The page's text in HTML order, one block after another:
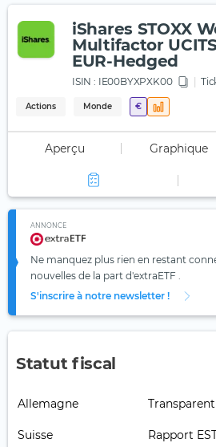
iShares STOXX
Multifactor
EUR-Hedged
ISIN : IE00BYXPXK00
Actions Monde €
Aperçu Graphique
ANNONCE
Ne manquez plus rien en restant
nouvelles de la part d'extraETF .
S'inscrire à notre newsletter !
Statut fiscal
Allemagne Transparent
Suisse Rapport